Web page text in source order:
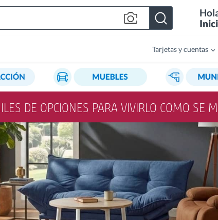
Tarjetas y cuentas
DE OPCIONES PARA VIVIRLO COMO SE